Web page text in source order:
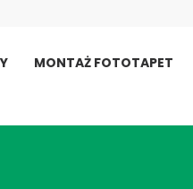
MONTAŻ FOTOTAPET